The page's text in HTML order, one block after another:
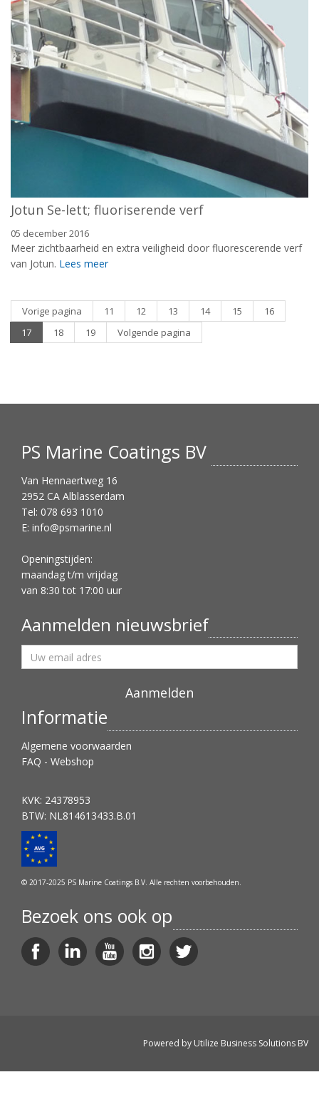
Jotun Se-lett; fluoriserende verf
05 december 2016
Meer zichtbaarheid en extra veiligheid door fluorescerende verf
van Jotun. Lees meer
Vorige pagina 11 12 13 14 15
16
17
18 19 Volgende pagina
PS Marine Coatings BV
Van Hennaertweg 16
2952 CA Alblasserdam
Tel: 078 693 1010
E: info@psmarine.nl
Openingstijden:
maandag t/m vrijdag
van 8:30 tot 17:00 uur
Aanmelden nieuwsbrief
Informatie
Algemene voorwaarden
FAQ - Webshop
KVK: 24378953
BTW: NL814613433.B.01
© 2017-2025 PS Marine Coatings B.V. Alle rechten voorbehouden.
Bezoek ons ook op
Powered by Utilize Business Solutions BV